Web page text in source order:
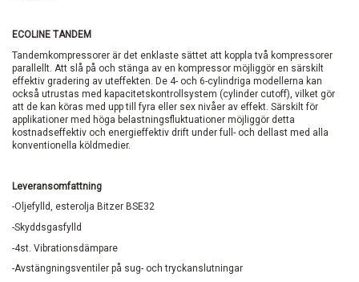
ECOLINE TANDEM
Tandemkompressorer är det enklaste sättet att koppla två kompressorer
parallellt. Att slå på och stänga av en kompressor möjliggör en särskilt
effektiv gradering av uteffekten. De 4- och 6-cylindriga modellerna kan
också utrustas med kapacitetskontrollsystem (cylinder cutoff), vilket gör
att de kan köras med upp till fyra eller sex nivåer av effekt. Särskilt för
applikationer med höga belastningsfluktuationer möjliggör detta
kostnadseffektiv och energieffektiv drift under full- och dellast med alla
konventionella köldmedier.
Leveransomfattning
-Oljefylld, esterolja Bitzer BSE32
-Skyddsgasfylld
-4st. Vibrationsdämpare
-Avstängningsventiler på sug- och tryckanslutningar